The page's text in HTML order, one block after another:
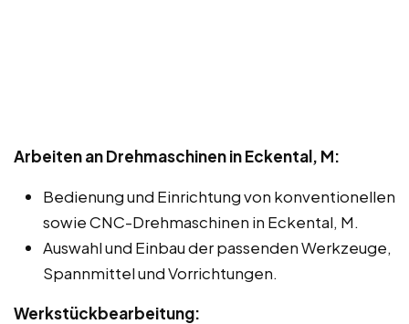
Arbeiten an Drehmaschinen in Eckental, M:
Bedienung und Einrichtung von konventionellen
sowie CNC-Drehmaschinen in Eckental, M.
Auswahl und Einbau der passenden Werkzeuge,
Spannmittel und Vorrichtungen.
Werkstückbearbeitung: